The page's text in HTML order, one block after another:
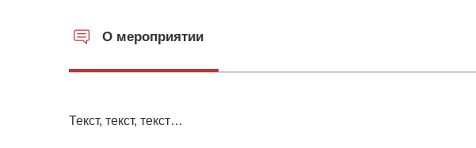
О мероприятии
Текст, текст, текст…